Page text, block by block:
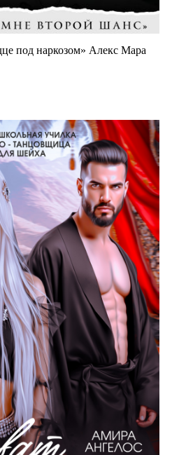
под наркозом» Алекс Мара